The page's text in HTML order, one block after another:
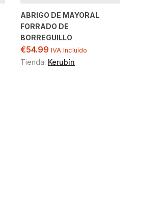
ABRIGO DE MAYORAL
FORRADO DE
BORREGUILLO
€54.99 IVA Incluído
Tienda: Kerubín